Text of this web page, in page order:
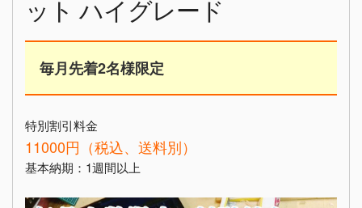
ット ハイグレード
毎月先着2名様限定
特別割引料金
11000円（税込、送料別）
基本納期：1週間以上